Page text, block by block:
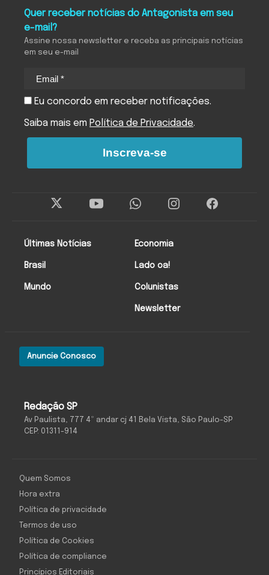
Redação SP
Av Paulista, 777 4º andar cj 41 Bela Vista, São Paulo-SP
CEP: 01311-914
Anuncie Conosco
Últimas Notícias
Brasil
Mundo
Economia
Lado oa!
Colunistas
Newsletter
Quer receber notícias do Antagonista em seu
e-mail?
Assine nossa newsletter e receba as principais notícias
em seu e-mail
Eu concordo em receber notificações.
Saiba mais em Política de Privacidade.
Inscreva-se
Quem Somos
Hora extra
Política de privacidade
Termos de uso
Política de Cookies
Política de compliance
Princípios Editoriais